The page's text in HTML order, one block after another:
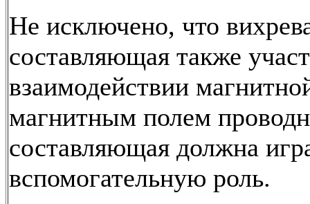
Не исключено, что
составляющая также
взаимодействии
магнитным полем
составляющая должна
вспомогательную роль.